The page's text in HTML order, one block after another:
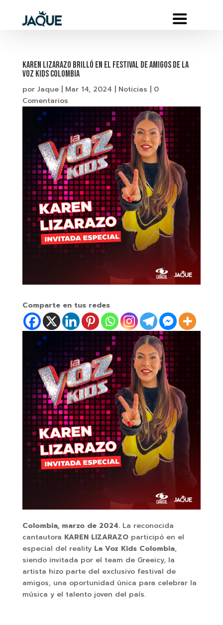
Karen Lizarazo brilló en el festival de amigos de La
Voz Kids Colombia
por Jaque| Mar 14, 2024 Noticias
0
Comentarios
Comparte en tus redes
Colombia, marzo de 2024. La reconocida
cantautora KAREN LIZARAZOparticipó en el
especial del reality La Voz Kids Colombia,
siendo invitada por el team de Greeicy, la
artista hizo parte del exclusivo festival de
amigos, una oportunidad única para celebrar la
música y el talento joven del país.